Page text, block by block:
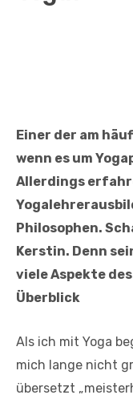
Einer der am
wenn es um
Allerdings
Philosophen.
Kerstin. Denn
viele Aspekte des
Überblick
Als ich mit Yoga
mich lange nicht
übersetzt